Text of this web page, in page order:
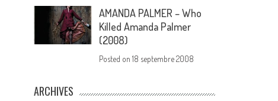
AMANDA PALMER – Who
Killed Amanda Palmer
(2008)
Posted on18 septembre 2008
ARCHIVES